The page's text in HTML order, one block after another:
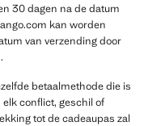
30 dagen na de datum
kan worden
van verzending door
betaalmethode die is
conflict, geschil of
tot de cadeaupas zal